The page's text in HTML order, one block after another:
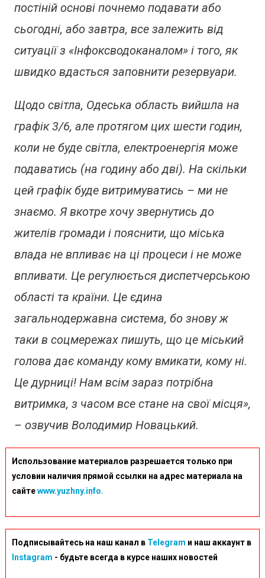
постіній основі почнемо подавати або
сьогодні, або завтра, все залежить від
ситуації з «Інфоксводоканалом» і того, як
швидко вдасться заповнити резервуари.
Щодо світла, Одеська область вийшла на
графік 3/6, але протягом цих шести годин,
коли не буде світла, електроенергія може
подаватись (на годину або дві). На скільки
цей графік буде витримуватись – ми не
знаємо. Я вкотре хочу звернутись до
жителів громади і пояснити, що міська
влада не впливає на ці процеси і не може
впливати. Це регулюється диспетчерською
області та країни. Це єдина
загальнодержавна система, бо знову ж
таки в соцмережах пишуть, що це міський
голова дає команду кому вмикати, кому ні.
Це дурниці! Нам всім зараз потрібна
витримка, з часом все стане на свої місця»,
– озвучив Володимир Новацький.
Использование материалов разрешается только при
условии наличия прямой ссылки на адрес материала на
сайтеwww.yuzhny.info.
Подписывайтесь на наш канал в Telegram и наш аккаунт в
Instagram - будьте всегда в курсе наших новостей